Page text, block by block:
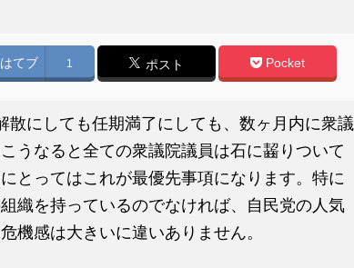
はてブ 1 ポスト Pocket
散にしても任期満了にしても、数ヶ月内に衆議
うなると全ての衆議院議員は石に齧りついて
とってはこれが最優先事項になります。特に
織を持っているのでなければ、自民党の人気
機感は大きいに違いありません。